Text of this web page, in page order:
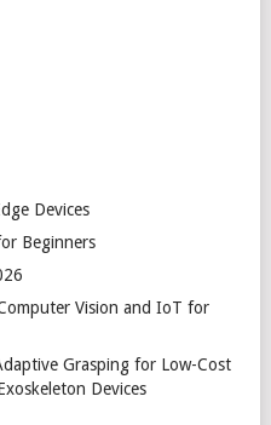
Devices
Beginners
Vision and IoT for
Grasping for Low-Cost
Devices